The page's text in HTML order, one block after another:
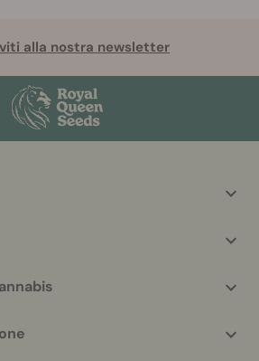
alla nostra newsletter